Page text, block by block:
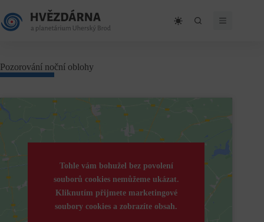
to
content
Pozorování noční oblohy
Tohle vám bohužel bez povolení
souborů cookies nemůžeme ukázat.
Kliknutím přijmete marketingové
soubory cookies a zobrazíte obsah.